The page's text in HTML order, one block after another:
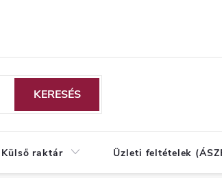
KERESÉS
Külső raktár Üzleti feltételek